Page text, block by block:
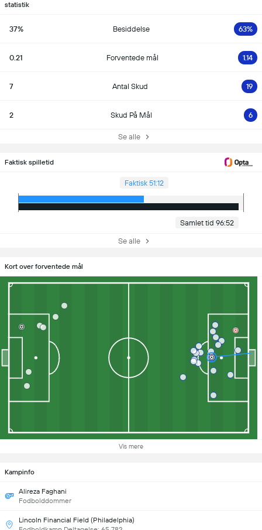
statistik
37% Besiddelse 63%
0.21 Forventede mål 1.14
7 Antal Skud 19
2 Skud På Mål 6
Se alle
Faktisk spilletid
Faktisk 51:12
Samlet tid 96:52
Se alle
Kort over forventede mål
Vis mere
Kampinfo
Alireza Faghani
Fodbolddommer
Lincoln Financial Field (Philadelphia)